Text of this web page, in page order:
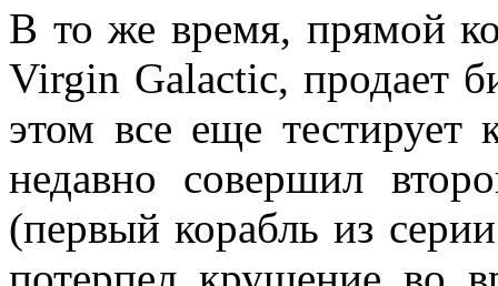
В то же время, прямой
Virgin Galactic, продает
этом все еще
недавно совершил
(первый корабль из